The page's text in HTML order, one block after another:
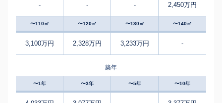
- - - 2,450万円
〜110㎡ 〜120㎡ 〜130㎡ 〜140㎡
3,100万円 2,328万円 3,233万円 -
築年
〜1年 〜3年 〜5年 〜10年